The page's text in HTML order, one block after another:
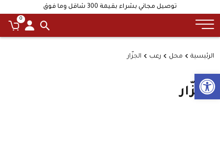
Open toolbar
توصيل مجاني بشراء بقيمة 300 شاقل وما فوق
0
الرئيسية محل رعب الجزّار
الجزّار